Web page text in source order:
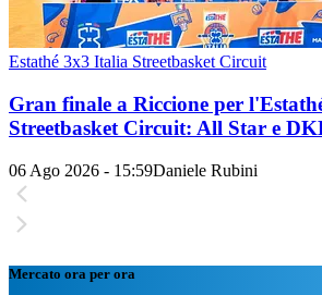
Estathé 3x3 Italia Streetbasket Circuit
Gran finale a Riccione per
Streetbasket Circuit: All Star e
06 Ago 2026 - 15:59Daniele Rubini
Mercato ora per ora